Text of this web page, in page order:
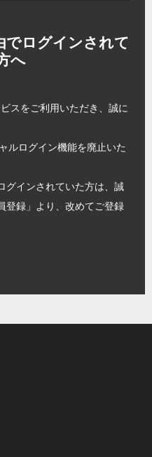
ログインされて
へ
スをご利用いただき、誠に
ルログイン機能を廃止いた
グインされていた方は、誠
登録」より、改めてご登録